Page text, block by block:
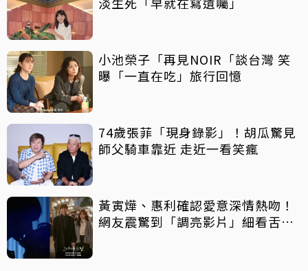
小池榮子「再見NOIR「談台灣 笑
曝「一直在吃」旅行回憶
74歲張菲「現身錄影」！胡瓜驚見
師父騎車靠近 走近一看笑瘋
黃寅燁、惠利確認愛意深情熱吻！
網友震驚到「調亮影片」細看舌吻